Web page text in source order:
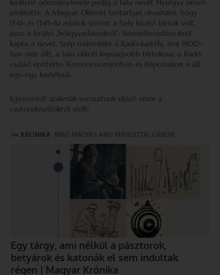
királyné adománylevele pedig a falu nevét Hyulgyz néven
említette. A Magyar Oklevél Szótárban olvasható, hogy
1341- és 1345-iki adatok szerint a hely királyi birtok volt,
azaz a királyi „hölgyvadászokról”, hermelinvadászokról
kapta a nevét. Szép műemléke a Radó-kastély, ami 1900-
ban már állt, a falu akkori legnagyobb birtokosa, a Radó
család építtette. Kemenessömjénben és Répcelakon is áll
egy-egy kastélyuk.
Egyszervolt szakmák sorozatunk előző része a
csutorakészítőkről szólt: